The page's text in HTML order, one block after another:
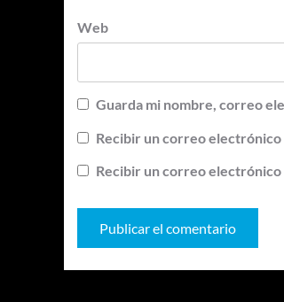
Web
Guarda mi nombre, correo
Recibir un correo electrónico
Recibir un correo electrónico